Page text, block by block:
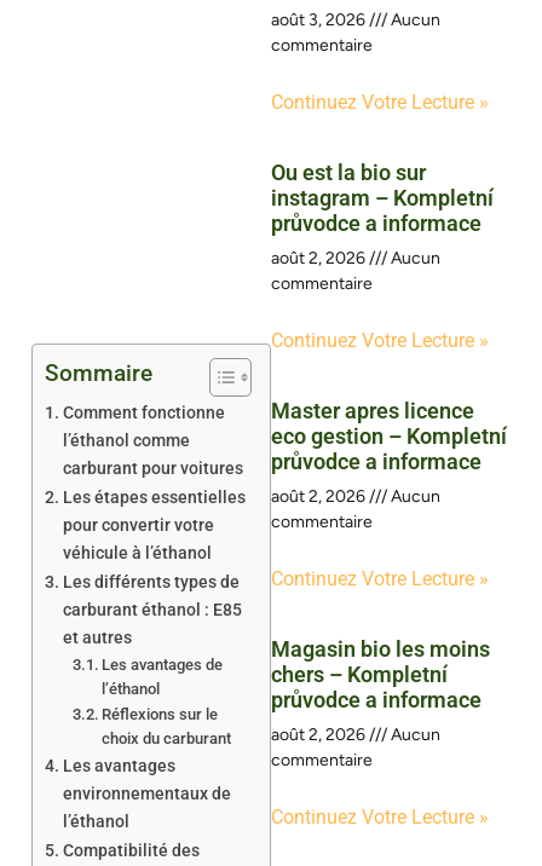
Sommaire
Comment fonctionne
l’éthanol comme
carburant pour voitures
Les étapes essentielles
pour convertir votre
véhicule à l’éthanol
Les différents types de
carburant éthanol : E85
et autres
Les avantages de
l’éthanol
Réflexions sur le
choix du carburant
Les avantages
environnementaux de
l’éthanol
Compatibilité des
août 3, 2026
Aucun
commentaire
Continuez Votre Lecture »
Ou est la bio sur
instagram – Kompletní
průvodce a informace
août 2, 2026
Aucun
commentaire
Continuez Votre Lecture »
Master apres licence
eco gestion – Kompletní
průvodce a informace
août 2, 2026
Aucun
commentaire
Continuez Votre Lecture »
Magasin bio les moins
chers – Kompletní
průvodce a informace
août 2, 2026
Aucun
commentaire
Continuez Votre Lecture »